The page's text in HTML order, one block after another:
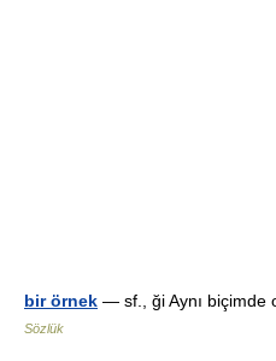
bir örnek — sf., ği Aynı
Sözlük